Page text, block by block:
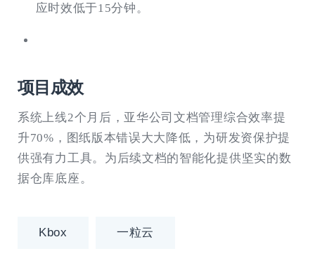
应时效低于15分钟。
项目成效
系统上线2个月后，亚华公司文档管理综合效率提
升70%，图纸版本错误大大降低，为研发资保护提
供强有力工具。为后续文档的智能化提供坚实的数
据仓库底座。
Kbox 一粒云